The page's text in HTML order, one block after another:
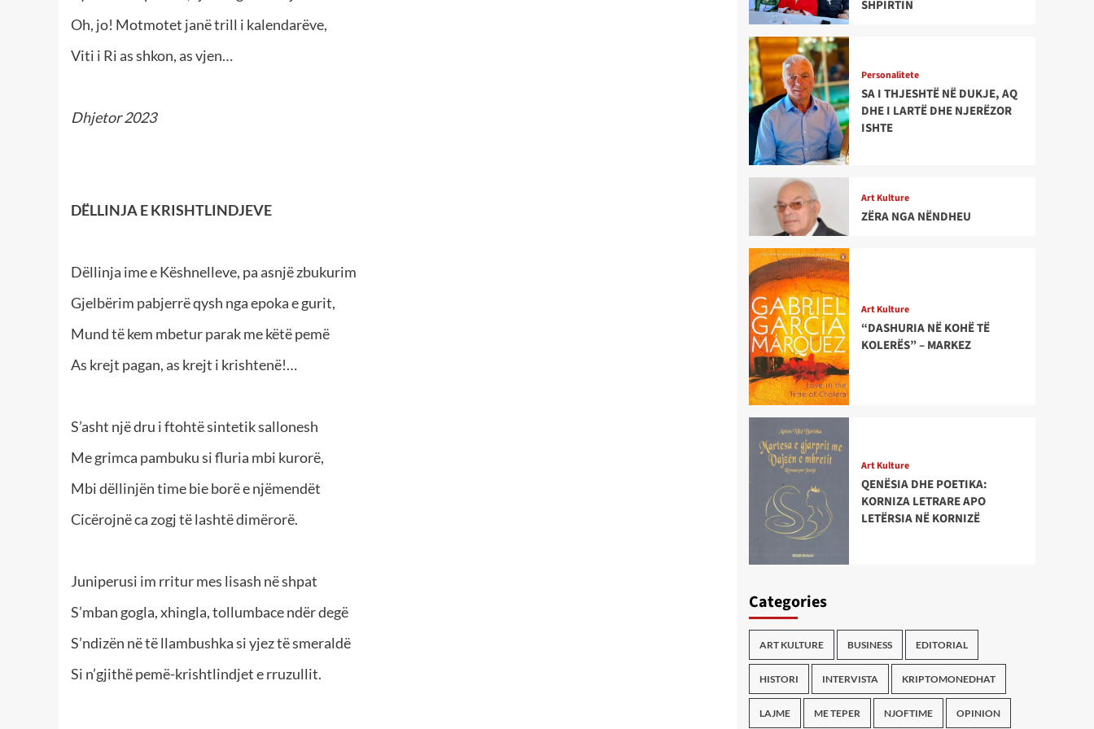
Oh, jo! Motmotet janë trill i kalendarëve,
Viti i Ri as shkon, as vjen…
Dhjetor 2023
DËLLINJA E KRISHTLINDJEVE
Dëllinja ime e Këshnelleve, pa asnjë zbukurim
Gjelbërim pabjerrë qysh nga epoka e gurit,
Mund të kem mbetur parak me këtë pemë
As krejt pagan, as krejt i krishtenë!…
S’asht një dru i ftohtë sintetik sallonesh
Me grimca pambuku si fluria mbi kurorë,
Mbi dëllinjën time bie borë e njëmendët
Cicërojnë ca zogj të lashtë dimërorë.
Juniperusi im rritur mes lisash në shpat
S’mban gogla, xhingla, tollumbace ndër degë
S’ndizën në të llambushka si yjez të smeraldë
Si n’gjithë pemë-krishtlindjet e rruzullit.
SHPIRTIN
Personalitete
SA I THJESHTË NË DUKJE, AQ
DHE I LARTË DHE NJERËZOR
ISHTE
Art Kulture
ZËRA NGA NËNDHEU
Art Kulture
“DASHURIA NË KOHË TË
KOLERËS” – MARKEZ
Art Kulture
QENËSIA DHE POETIKA:
KORNIZA LETRARE APO
LETËRSIA NË KORNIZË
Categories
ART KULTURE BUSINESS EDITORIAL
HISTORI INTERVISTA KRIPTOMONEDHAT
LAJME ME TEPER NJOFTIME OPINION